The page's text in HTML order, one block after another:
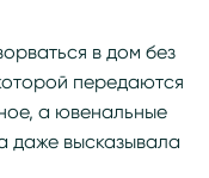
в дом без
передаются
а ювенальные
даже высказывала